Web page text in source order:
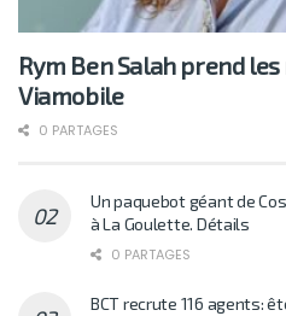
Rym Ben Salah prend
Viamobile
0 PARTAGES
Un paquebot géant de
à La Goulette. Détails
0 PARTAGES
BCT recrute 116 agents: